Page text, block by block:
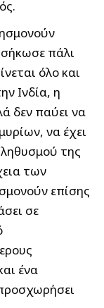
πάλι
όλο και
Ινδία, η
δεν παύει να
να έχει
της
των
επίσης
σε
ένα